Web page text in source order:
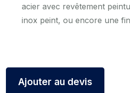
acier avec revêtement
inox peint, ou encore une
Ajouter au devis